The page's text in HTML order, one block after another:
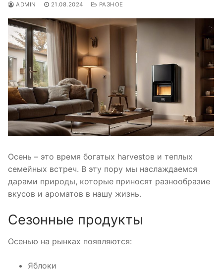
ADMIN 21.08.2024 РАЗНОЕ
Осень – это время богатых harvestов и теплых
семейных встреч. В эту пору мы наслаждаемся
дарами природы, которые приносят разнообразие
вкусов и ароматов в нашу жизнь.
Сезонные продукты
Осенью на рынках появляются:
Яблоки